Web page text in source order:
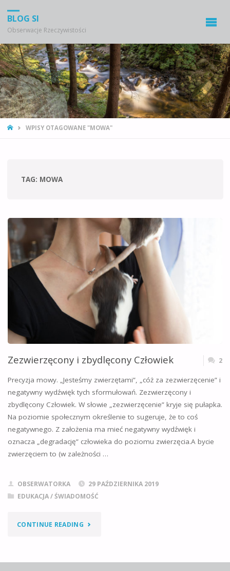
BLOG SI
Obserwacje Rzeczywistości
STRONA
WPISY OTAGOWANE "MOWA"
TAG: MOWA
Zezwierzęcony i zbydlęcony Człowiek 2
Precyzja mowy. „Jesteśmy zwierzętami”, „cóż za zezwierzęcenie” i
negatywny wydźwięk tych sformułowań. Zezwierzęcony i
zbydlęcony Człowiek. W słowie „zezwierzęcenie” kryje się pułapka.
Na poziomie społecznym określenie to sugeruje, że to coś
negatywnego. Z założenia ma mieć negatywny wydźwięk i
oznacza „degradację” człowieka do poziomu zwierzęcia.A bycie
zwierzęciem to (w zależności …
OBSERWATORKA
29 PAŹDZIERNIKA 2019
EDUKACJA / ŚWIADOMOŚĆ
CONTINUE READING"ZEZWIERZĘCONY
ZBYDLĘCONY